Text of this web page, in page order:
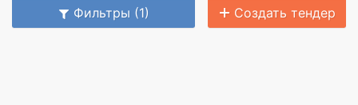
Фильтры (1) Создать тендер